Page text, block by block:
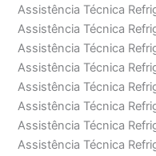
Assistência Técnica
Assistência Técnica
Assistência Técnica
Assistência Técnica
Assistência Técnica
Assistência Técnica
Assistência Técnica
Assistência Técnica